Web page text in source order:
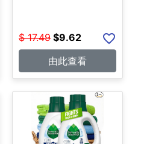
$ 17.49 $9.62
由此查看